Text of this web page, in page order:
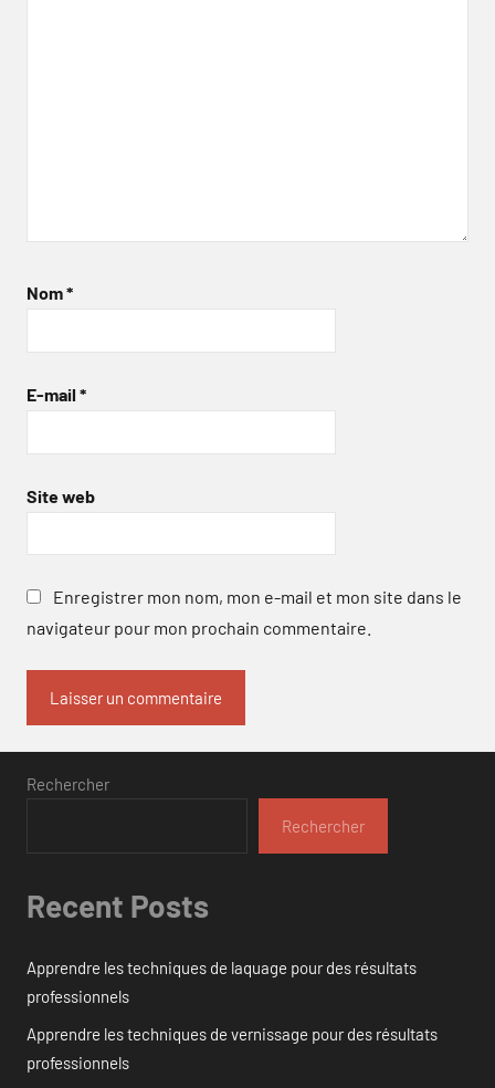
Nom*
E-mail *
Site web
Enregistrer mon nom, mon e-mail et mon site dans le
navigateur pour mon prochain commentaire.
Rechercher
Rechercher
Recent Posts
Apprendre les techniques de laquage pour des résultats
professionnels
Apprendre les techniques de vernissage pour des résultats
professionnels